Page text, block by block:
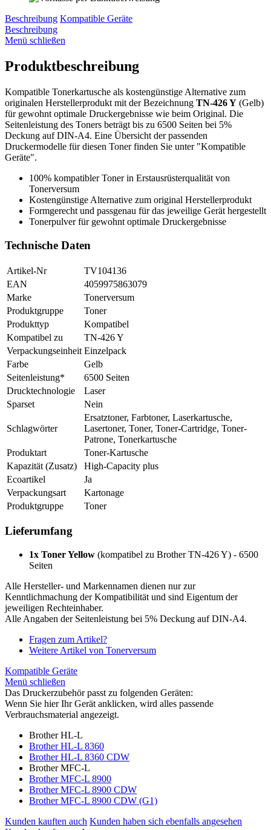
Beschreibung Kompatible Geräte
Beschreibung
Menü schließen
Produktbeschreibung
Kompatible Tonerkartusche als kostengünstige Alternative zum
originalen Herstellerprodukt mit der Bezeichnung TN-426 Y (Gelb)
für gewohnt optimale Druckergebnisse wie beim Original. Die
Seitenleistung des Toners beträgt bis zu 6500 Seiten bei 5%
Deckung auf DIN-A4. Eine Übersicht der passenden
Druckermodelle für diesen Toner finden Sie unter "Kompatible
Geräte".
100% kompatibler Toner in Erstausrüsterqualität von
Tonerversum
Kostengünstige Alternative zum original Herstellerprodukt
Formgerecht und passgenau für das jeweilige Gerät hergestellt
Tonerpulver für gewohnt optimale Druckergebnisse
Technische Daten
Artikel-Nr
TV104136
EAN
4059975863079
Marke
Tonerversum
Produktgruppe
Toner
Produkttyp
Kompatibel
Kompatibel zu
TN-426 Y
Verpackungseinheit Einzelpack
Farbe
Gelb
Seitenleistung*
6500 Seiten
Drucktechnologie
Laser
Sparset
Nein
Schlagwörter
Ersatztoner, Farbtoner, Laserkartusche,
Lasertoner, Toner, Toner-Cartridge, Toner-
Patrone, Tonerkartusche
Produktart
Toner-Kartusche
Kapazität (Zusatz)
High-Capacity plus
Ecoartikel
Ja
Verpackungsart
Kartonage
Produktgruppe
Toner
Lieferumfang
1x Toner Yellow (kompatibel zu Brother TN-426 Y) - 6500
Seiten
Alle Hersteller- und Markennamen dienen nur zur
Kenntlichmachung der Kompatibilität und sind Eigentum der
jeweiligen Rechteinhaber.
Alle Angaben der Seitenleistung bei 5% Deckung auf DIN-A4.
Fragen zum Artikel?
Weitere Artikel von Tonerversum
Kompatible Geräte
Menü schließen
Das Druckerzubehör passt zu folgenden Geräten:
Wenn Sie hier Ihr Gerät anklicken, wird alles passende
Verbrauchsmaterial angezeigt.
Brother HL-L
Brother HL-L 8360
Brother HL-L 8360 CDW
Brother MFC-L
Brother MFC-L 8900
Brother MFC-L 8900 CDW
Brother MFC-L 8900 CDW (G1)
Kunden kauften auch Kunden haben sich ebenfalls angesehen